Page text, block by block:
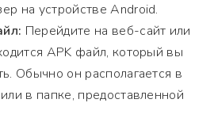
на устройстве Android.
Перейдите на веб-сайт или
APK файл, который вы
Обычно он располагается в
в папке, предоставленной